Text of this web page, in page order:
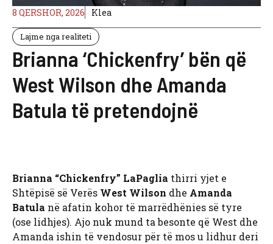
8 QERSHOR, 2026 Klea
Lajme nga realiteti
Brianna ‘Chickenfry’ bën që
West Wilson dhe Amanda
Batula të pretendojnë
Brianna “Chickenfry” LaPaglia thirri yjet e
Shtëpisë së Verës West Wilson dhe Amanda
Batula në afatin kohor të marrëdhënies së tyre
(ose lidhjes). Ajo nuk mund ta besonte që West dhe
Amanda ishin të vendosur për të mos u lidhur deri